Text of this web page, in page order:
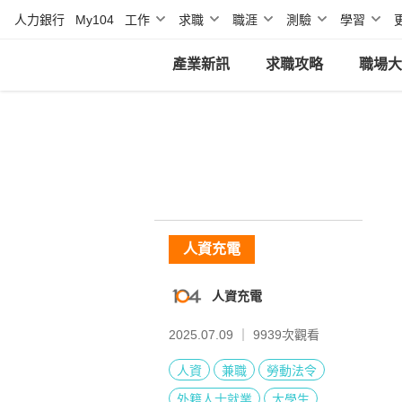
人力銀行 My104 工作 求職 職涯 測驗 學習
產業新訊 求職攻略 職場
人資充電
人資充電
2025.07.09 ｜ 9939次觀看
人資 兼職
勞動法令